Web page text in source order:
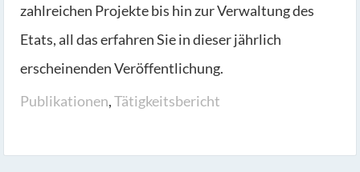
zahlreichen Projekte bis hin zur Verwaltung des
Etats, all das erfahren Sie in dieser jährlich
erscheinenden Veröffentlichung.
Publikationen,Tätigkeitsbericht